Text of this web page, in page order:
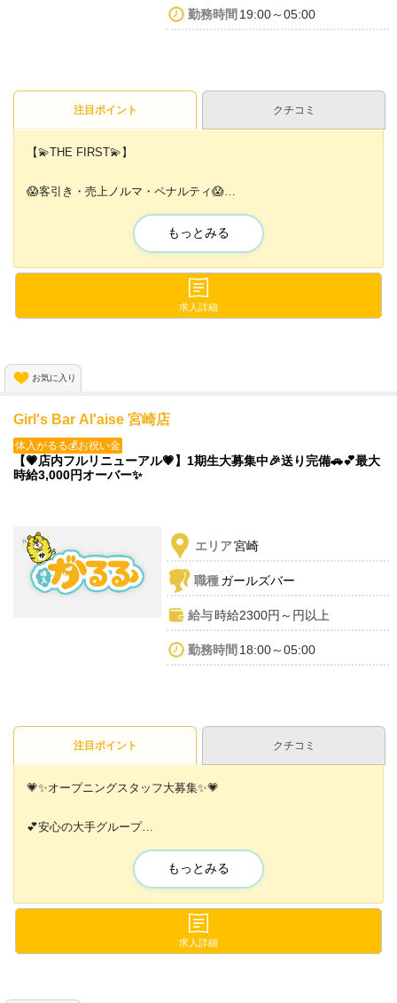
勤務時間 19:00～05:00
注目ポイント クチコミ
【💫THE FIRST💫】
😱客引き・売上ノルマ・ペナルティ😱
『楽しく』『働きやすく』『稼げる』
の3拍子揃った《完全新規店》です✨
体入時給は4,000円以上も可能💖
しっかり各種バックが付きますよ🐣✨
もっとみる
求人詳細
お気に入り
Girl's Bar Al'aise 宮崎店
体入がるる💰お祝い金
【💗店内フルリニューアル💗】1期生大募集中🎉送り完備🚗💕最大
時給3,000円オーバー✨
エリア宮崎
職種ガールズバー
給与時給2300円～円以上
勤務時間 18:00～05:00
注目ポイント クチコミ
💗✨オープニングスタッフ大募集✨💗
💕安心の大手グループ
💕ゆるくて働きやすさバツグン
💕アットホームな環境
もっとみる
求人詳細